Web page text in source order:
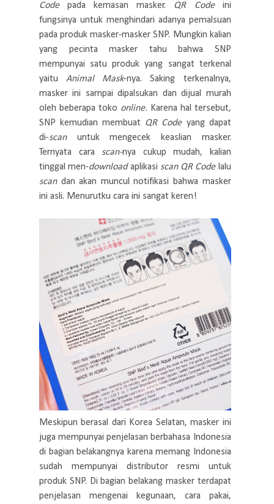
Codepada kemasan masker. QR Code ini
fungsinya untuk menghindari adanya pemalsuan
pada produk masker-masker SNP. Mungkin kalian
yang pecinta masker tahu bahwa SNP
mempunyai satu produk yang sangat terkenal
yaitu
Animal Mask-nya. Saking terkenalnya,
masker ini sampai dipalsukan dan dijual murah
oleh beberapa toko online. Karena hal tersebut,
SNP kemudian membuat QR Code yang dapat
di-scan untuk mengecek keaslian masker.
Ternyata cara scan-nya cukup mudah, kalian
tinggal men-downloadaplikasi scan QR Code lalu
scandan akan muncul notifikasi bahwa masker
ini asli. Menurutku cara ini sangat keren!
Meskipun berasal dari Korea Selatan, masker ini
juga mempunyai penjelasan berbahasa Indonesia
di bagian belakangnya karena memang Indonesia
sudah mempunyai distributor resmi untuk
produk SNP. Di bagian belakang masker terdapat
penjelasan mengenai kegunaan, cara pakai,